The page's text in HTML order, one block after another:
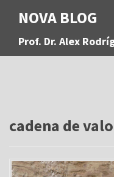
a
NOVA BLOG
Prof. Dr. Alex
cadena de